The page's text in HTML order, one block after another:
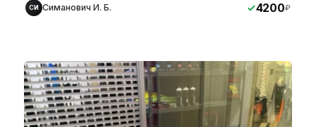
СИ Симанович И. Б. 4200₽